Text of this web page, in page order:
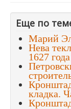
Еще по
Марий
Нева
1627 года
кладка.